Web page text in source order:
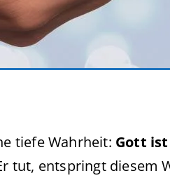
tiefe Wahrheit: Gott
tut, entspringt diesem